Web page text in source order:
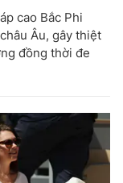
cao Bắc Phi
Âu, gây thiệt
đồng thời đe